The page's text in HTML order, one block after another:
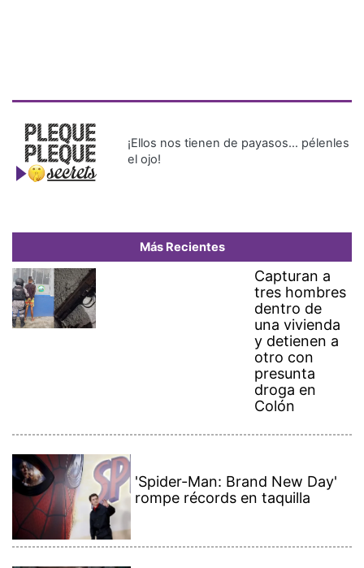
¡Ellos nos tienen de payasos… pélenles
el ojo!
Más Recientes
Capturan a
tres hombres
dentro de
una vivienda
y detienen a
otro con
presunta
droga en
Colón
'Spider-Man: Brand New Day'
rompe récords en taquilla